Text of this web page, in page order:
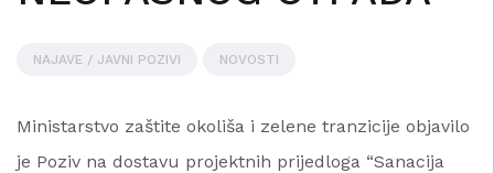
NAJAVE / JAVNI POZIVI NOVOSTI
Ministarstvo zaštite okoliša i zelene tranzicije objavilo
je Poziv na dostavu projektnih prijedloga “Sanacija